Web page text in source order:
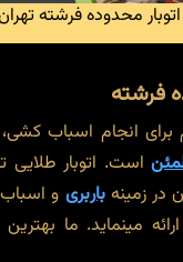
محدوده فرشته تهران |
فرشته
برای انجام اسباب
در زمینهباربری و
مینماید. ما